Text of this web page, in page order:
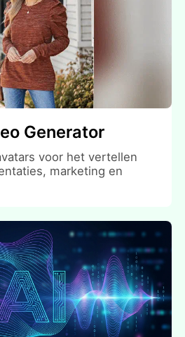
Generator
voor het vertellen
marketing en